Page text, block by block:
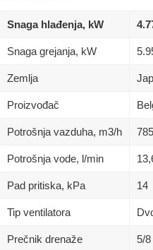
Snaga hlađenja, kW
Snaga grejanja, kW
Zemlja
Proizvođač
Potrošnja vazduha, m3/h 785
Potrošnja vode, l/min
Pad pritiska, kPa 14
Tip ventilatora
Prečnik drenaže 5/8